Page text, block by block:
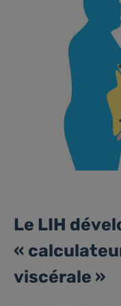
Le LIH
«
viscérale